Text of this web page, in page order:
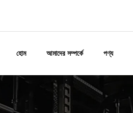
হোম আমাদের সম্পর্কে পণ্য